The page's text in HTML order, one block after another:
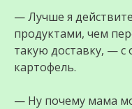
— Лучше я
продуктами, чем
такую доставку, — с
картофель.
— Ну почему мама